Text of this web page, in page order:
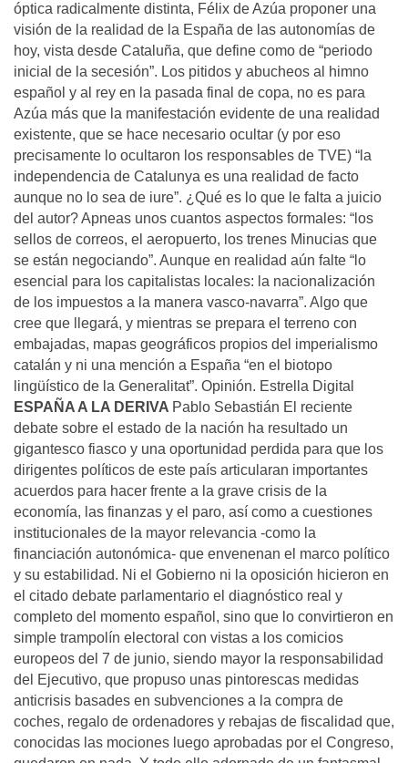
óptica radicalmente distinta, Félix de Azúa proponer una
visión de la realidad de la España de las autonomías de
hoy, vista desde Cataluña, que define como de “periodo
inicial de la secesión”. Los pitidos y abucheos al himno
español y al rey en la pasada final de copa, no es para
Azúa más que la manifestación evidente de una realidad
existente, que se hace necesario ocultar (y por eso
precisamente lo ocultaron los responsables de TVE) “la
independencia de Catalunya es una realidad de facto
aunque no lo sea de iure”. ¿Qué es lo que le falta a juicio
del autor? Apneas unos cuantos aspectos formales: “los
sellos de correos, el aeropuerto, los trenes Minucias que
se están negociando”. Aunque en realidad aún falte “lo
esencial para los capitalistas locales: la nacionalización
de los impuestos a la manera vasco-navarra”. Algo que
cree que llegará, y mientras se prepara el terreno con
embajadas, mapas geográficos propios del imperialismo
catalán y ni una mención a España “en el biotopo
lingüístico de la Generalitat”. Opinión. Estrella Digital
ESPAÑA A LA DERIVA Pablo Sebastián El reciente
debate sobre el estado de la nación ha resultado un
gigantesco fiasco y una oportunidad perdida para que los
dirigentes políticos de este país articularan importantes
acuerdos para hacer frente a la grave crisis de la
economía, las finanzas y el paro, así como a cuestiones
institucionales de la mayor relevancia -como la
financiación autonómica- que envenenan el marco político
y su estabilidad. Ni el Gobierno ni la oposición hicieron en
el citado debate parlamentario el diagnóstico real y
completo del momento español, sino que lo convirtieron en
simple trampolín electoral con vistas a los comicios
europeos del 7 de junio, siendo mayor la responsabilidad
del Ejecutivo, que propuso unas pintorescas medidas
anticrisis basades en subvenciones a la compra de
coches, regalo de ordenadores y rebajas de fiscalidad que,
conocidas las mociones luego aprobadas por el Congreso,